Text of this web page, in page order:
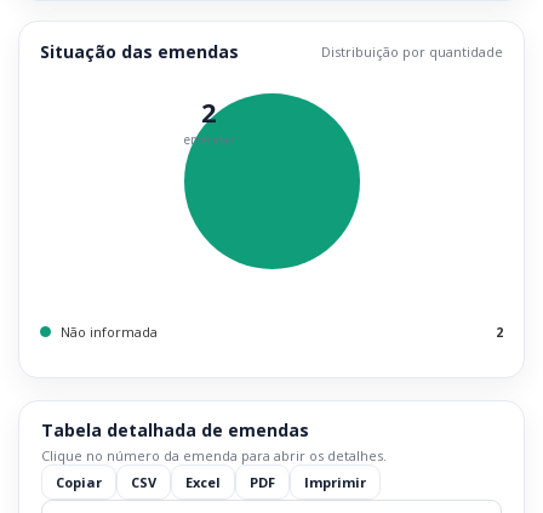
Situação das emendas Distribuição por quantidade
2
emendas
Não informada 2
Tabela detalhada de emendas
Clique no número da emenda para abrir os detalhes.
Copiar
CSV Excel PDF Imprimir